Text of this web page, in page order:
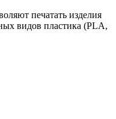
печатать изделия
видов пластика (PLA,